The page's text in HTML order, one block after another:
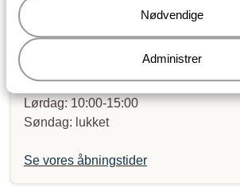
Nødvendige
Administrer
nummer. Vi har meget travlt lige nu, og
opleve lang ventetid.
Mandag til fredag: 09:00-16:30
Lørdag: 10:00-15:00
Søndag: lukket
Se vores åbningstider